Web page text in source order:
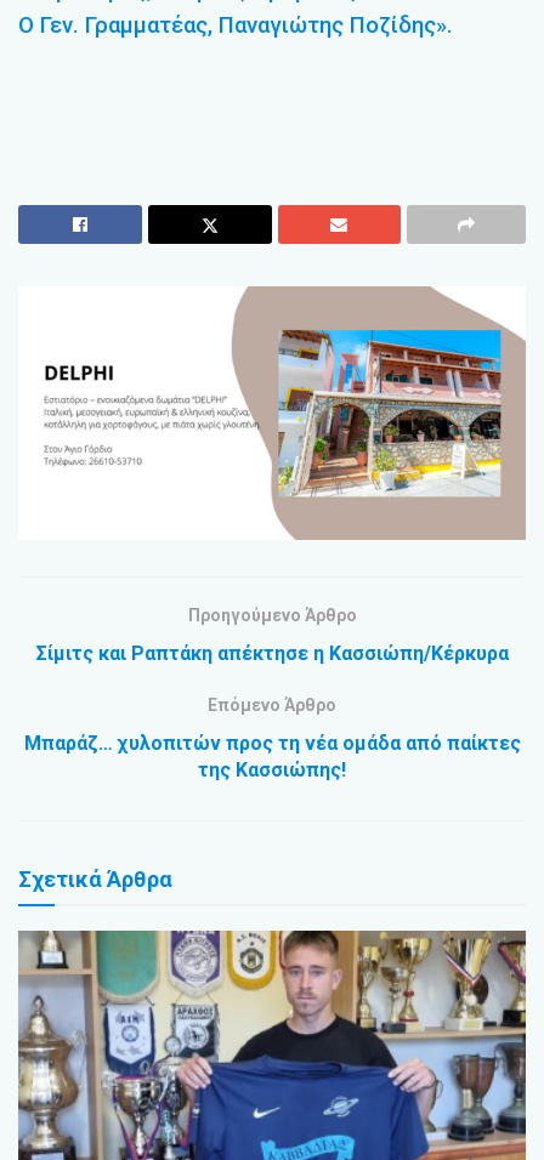
Ο Γεν. Γραμματέας, Παναγιώτης Ποζίδης».
Προηγούμενο Άρθρο
Σίμιτς και Ραπτάκη απέκτησε η Κασσιώπη/Κέρκυρα
Επόμενο Άρθρο
Μπαράζ… χυλοπιτών προς τη νέα ομάδα από παίκτες
της Κασσιώπης!
ΣχετικάΆρθρα